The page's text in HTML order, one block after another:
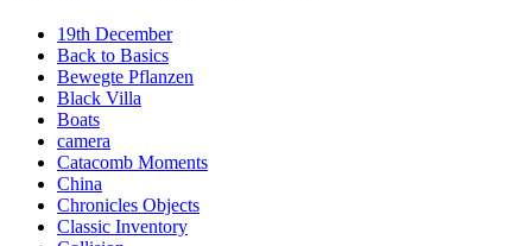
19th December
Back to Basics
Bewegte Pflanzen
Black Villa
Boats
camera
Catacomb Moments
China
Chronicles Objects
Classic Inventory